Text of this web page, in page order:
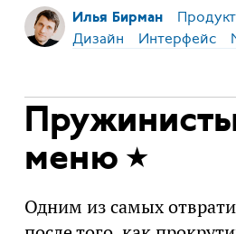
Илья Бирман
Дизайн Интерфейс
меню
Одним из самых